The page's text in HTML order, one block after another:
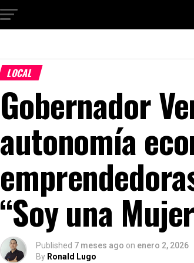
LOCAL
Gobernador
autonomía
“Soy una
Published 7 meses ago on enero 2, 2026
By Ronald Lugo